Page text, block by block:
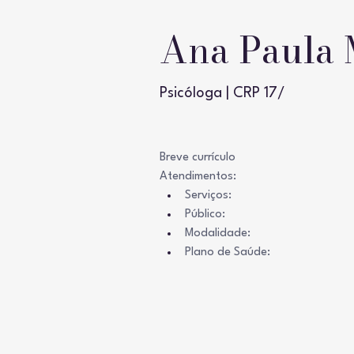
Ana Paula
Psicóloga | CRP 17/
Breve currículo
Atendimentos:
Serviços:
Público:
Modalidade:
Plano de Saúde: